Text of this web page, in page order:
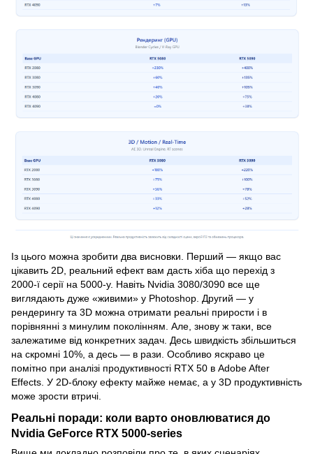
Із цього можна зробити два висновки. Перший — якщо вас
цікавить 2D, реальний ефект вам дасть хіба що перехід з
2000-ї серії на 5000-у. Навіть Nvidia 3080/3090 все ще
виглядають дуже «живими» у Photoshop. Другий — у
рендерингу та 3D можна отримати реальні прирости і в
порівнянні з минулим поколінням. Але, знову ж таки, все
залежатиме від конкретних задач. Десь швидкість збільшиться
на скромні 10%, а десь — в рази. Особливо яскраво це
помітно при аналізі продуктивності RTX 50 в Adobe After
Effects. У 2D-блоку ефекту майже немає, а у 3D продуктивність
може зрости втричі.
Реальні поради: коли варто оновлюватися до
Nvidia GeForce RTX 5000-series